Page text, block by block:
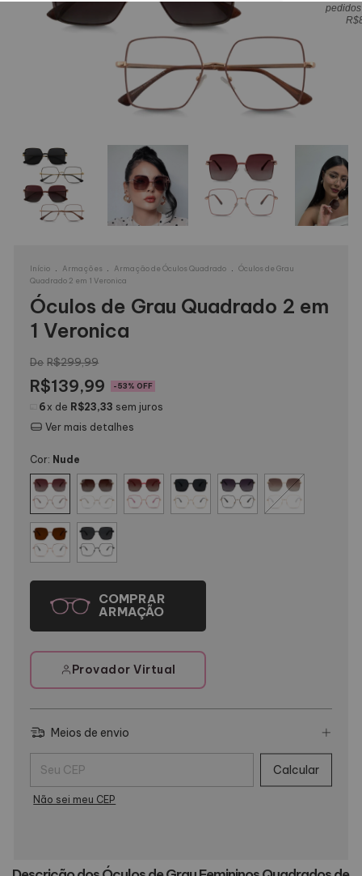
Início Armações Armação de Óculos Quadrado
Óculos de Grau
Quadrado 2 em 1 Veronica
Óculos de Grau Quadrado 2 em
1 Veronica
R$299,99
R$139,99 -53% OFF
6 x de R$23,33 sem juros
Ver mais detalhes
Cor: Nude
Provador Virtual
Meios de envio
Entregas para o CEP:
Calcular
Não sei meu CEP